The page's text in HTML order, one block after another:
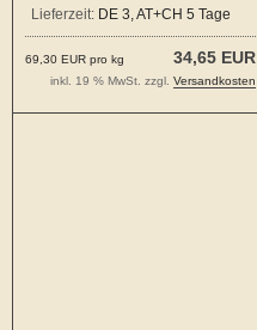
Lieferzeit: DE 3, AT+CH 5 Tage
34,65 EUR
69,30 EUR pro kg
inkl. 19 % MwSt. zzgl. Versandkosten